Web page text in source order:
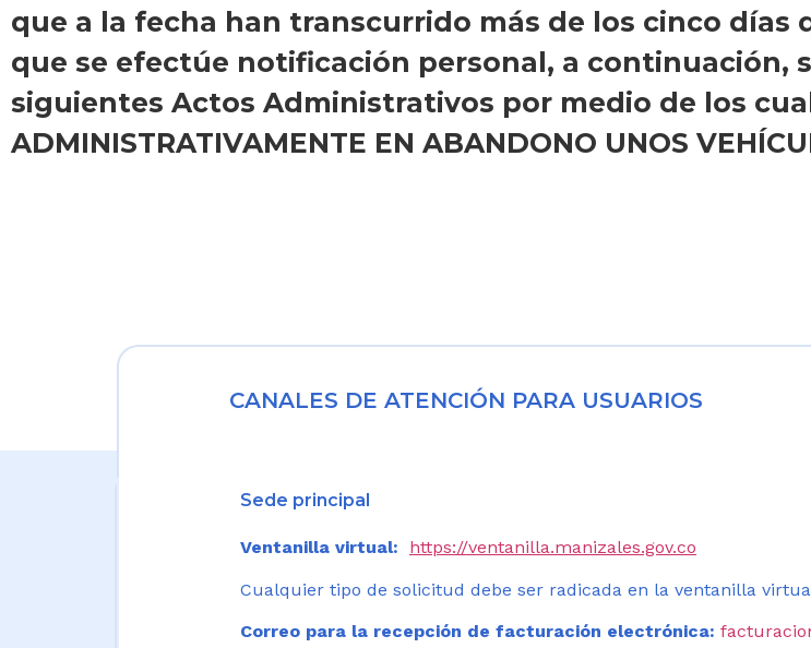
que a la fecha han transcurrido más de los cinco días
que se efectúe notificación personal, a continuación,
siguientes Actos Administrativos por medio de los
ADMINISTRATIVAMENTE EN ABANDONO UNOS
CANALES DE ATENCIÓN PARA USUARIOS
Sede principal
Ventanilla virtual: https://ventanilla.manizales.gov.co
Cualquier tipo de solicitud debe ser radicada en la ventanilla virtual
Correo para la recepción de facturación electrónica: